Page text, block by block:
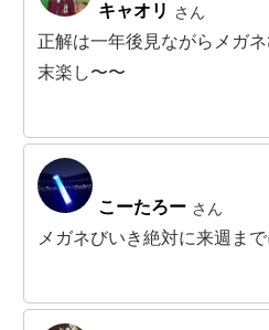
キャオリ さん
正解は一年後見ながらメガ
末楽し〜〜
こーたろー さん
メガネびいき絶対に来週ま